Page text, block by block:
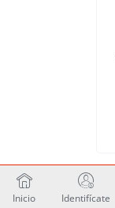
Inicio Identifícate